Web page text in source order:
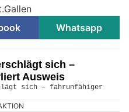
Whatsapp
sich –
Ausweis